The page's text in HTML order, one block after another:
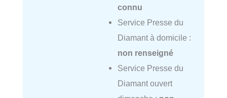
connu
Service Presse du
Diamant à domicile :
non renseigné
Service Presse du
Diamant ouvert